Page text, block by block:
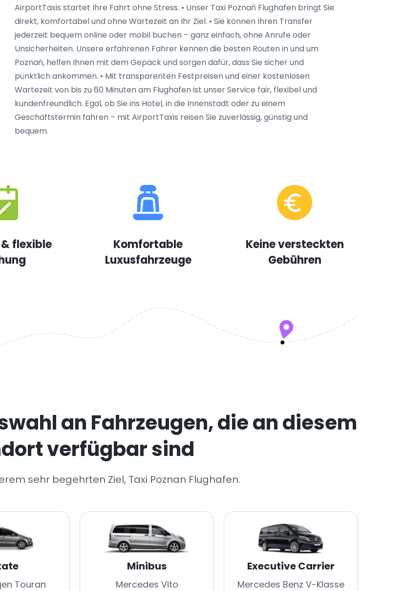
AirportTaxis startet Ihre Fahrt ohne Stress. • Unser Taxi Poznań Flughafen bringt Sie
direkt, komfortabel und ohne Wartezeit an Ihr Ziel. • Sie können Ihren Transfer
jederzeit bequem online oder mobil buchen – ganz einfach, ohne Anrufe oder
Unsicherheiten. Unsere erfahrenen Fahrer kennen die besten Routen in und um
Poznań, helfen Ihnen mit dem Gepäck und sorgen dafür, dass Sie sicher und
pünktlich ankommen. • Mit transparenten Festpreisen und einer kostenlosen
Wartezeit von bis zu 60 Minuten am Flughafen ist unser Service fair, flexibel und
kundenfreundlich. Egal, ob Sie ins Hotel, in die Innenstadt oder zu einem
Geschäftstermin fahren – mit AirportTaxis reisen Sie zuverlässig, günstig und
bequem.
flexible
Komfortable
Luxusfahrzeuge
Keine versteckten
Gebühren
an Fahrzeugen, die an diesem
verfügbar sind
sehr begehrten Ziel, Taxi Poznan Flughafen.
Touran
Minibus
Mercedes Vito
Executive Carrier
Mercedes Benz V-Klasse